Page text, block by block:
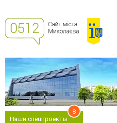
Наши спецпроекты
8